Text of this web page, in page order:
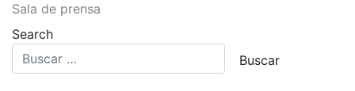
Sala de prensa
Search